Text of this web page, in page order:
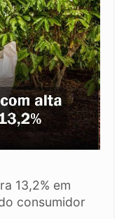
13,2% em
consumidor